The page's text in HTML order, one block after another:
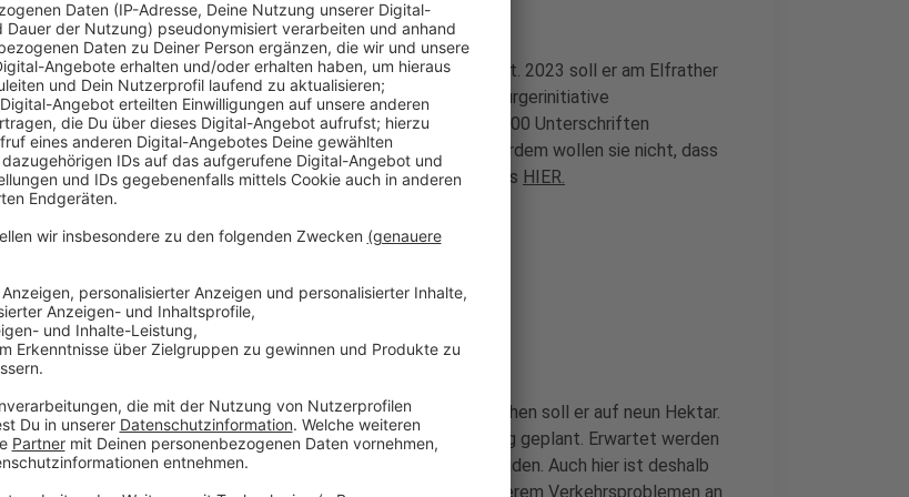
Der Widerstand gegen einen geplanten Surfpark in Krefeld wächst. 2023 soll er am Elfrather
See eröffnen. Dagegen haben sich mehrere Menschen zu einer Bürgerinitiative
zusammengetan. Mit einer Online-Petition haben sie schon über 800 Unterschriften
gesammelt. Sie sorgen sich um Lärm und Verkehrspobleme. Außerdem wollen sie nicht, dass
ein Naherholungsgebiet zerstört wird. Den Link zur Petition gibt es HIER.
Auch der Moerser Süden ist betroffen
Anzeige
In den Surfpark sollen 25 Millionen Euro investiert werden. Entstehen soll er auf neun Hektar.
Neben dem Wassersportangebot sind auch Wellness und Camping geplant. Erwartet werden
200tausend Besucher im Jahr. Der Park grenzt an den Moerser Süden. Auch hier ist deshalb
mit Folgen zu rechnen. Die Moerser Grünen befürchten unter anderem Verkehrsproblemen an